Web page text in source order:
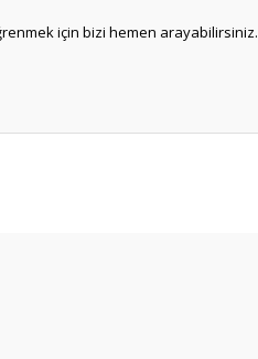
için bizi hemen arayabilirsiniz.